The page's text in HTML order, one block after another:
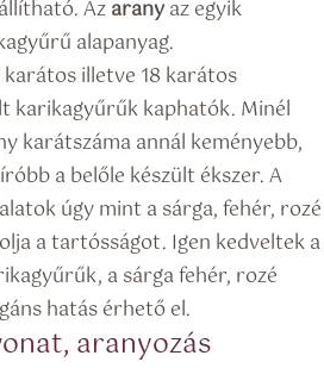
Azaranyaz egyik
alapanyag.
illetve 18 karátos
karikagyűrűk kaphatók. Minél
karátszáma annál keményebb,
a belőle készült ékszer. A
úgy mint a sárga, fehér, rozé
a tartósságot. Igen kedveltek a
a sárga fehér, rozé
hatás érhető el.
aranyozás